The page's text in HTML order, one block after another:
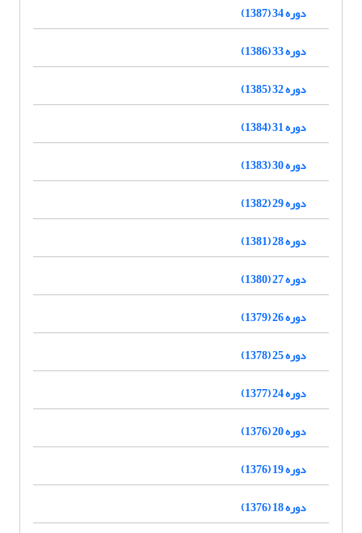
دوره 34 (1387)
دوره 33 (1386)
دوره 32 (1385)
دوره 31 (1384)
دوره 30 (1383)
دوره 29 (1382)
دوره 28 (1381)
دوره 27 (1380)
دوره 26 (1379)
دوره 25 (1378)
دوره 24 (1377)
دوره 20 (1376)
دوره 19 (1376)
دوره 18 (1376)